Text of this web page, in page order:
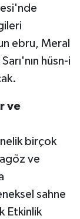
ebru, Meral
hüsn-i
ve
birçok
ve
sahne
Etkinlik